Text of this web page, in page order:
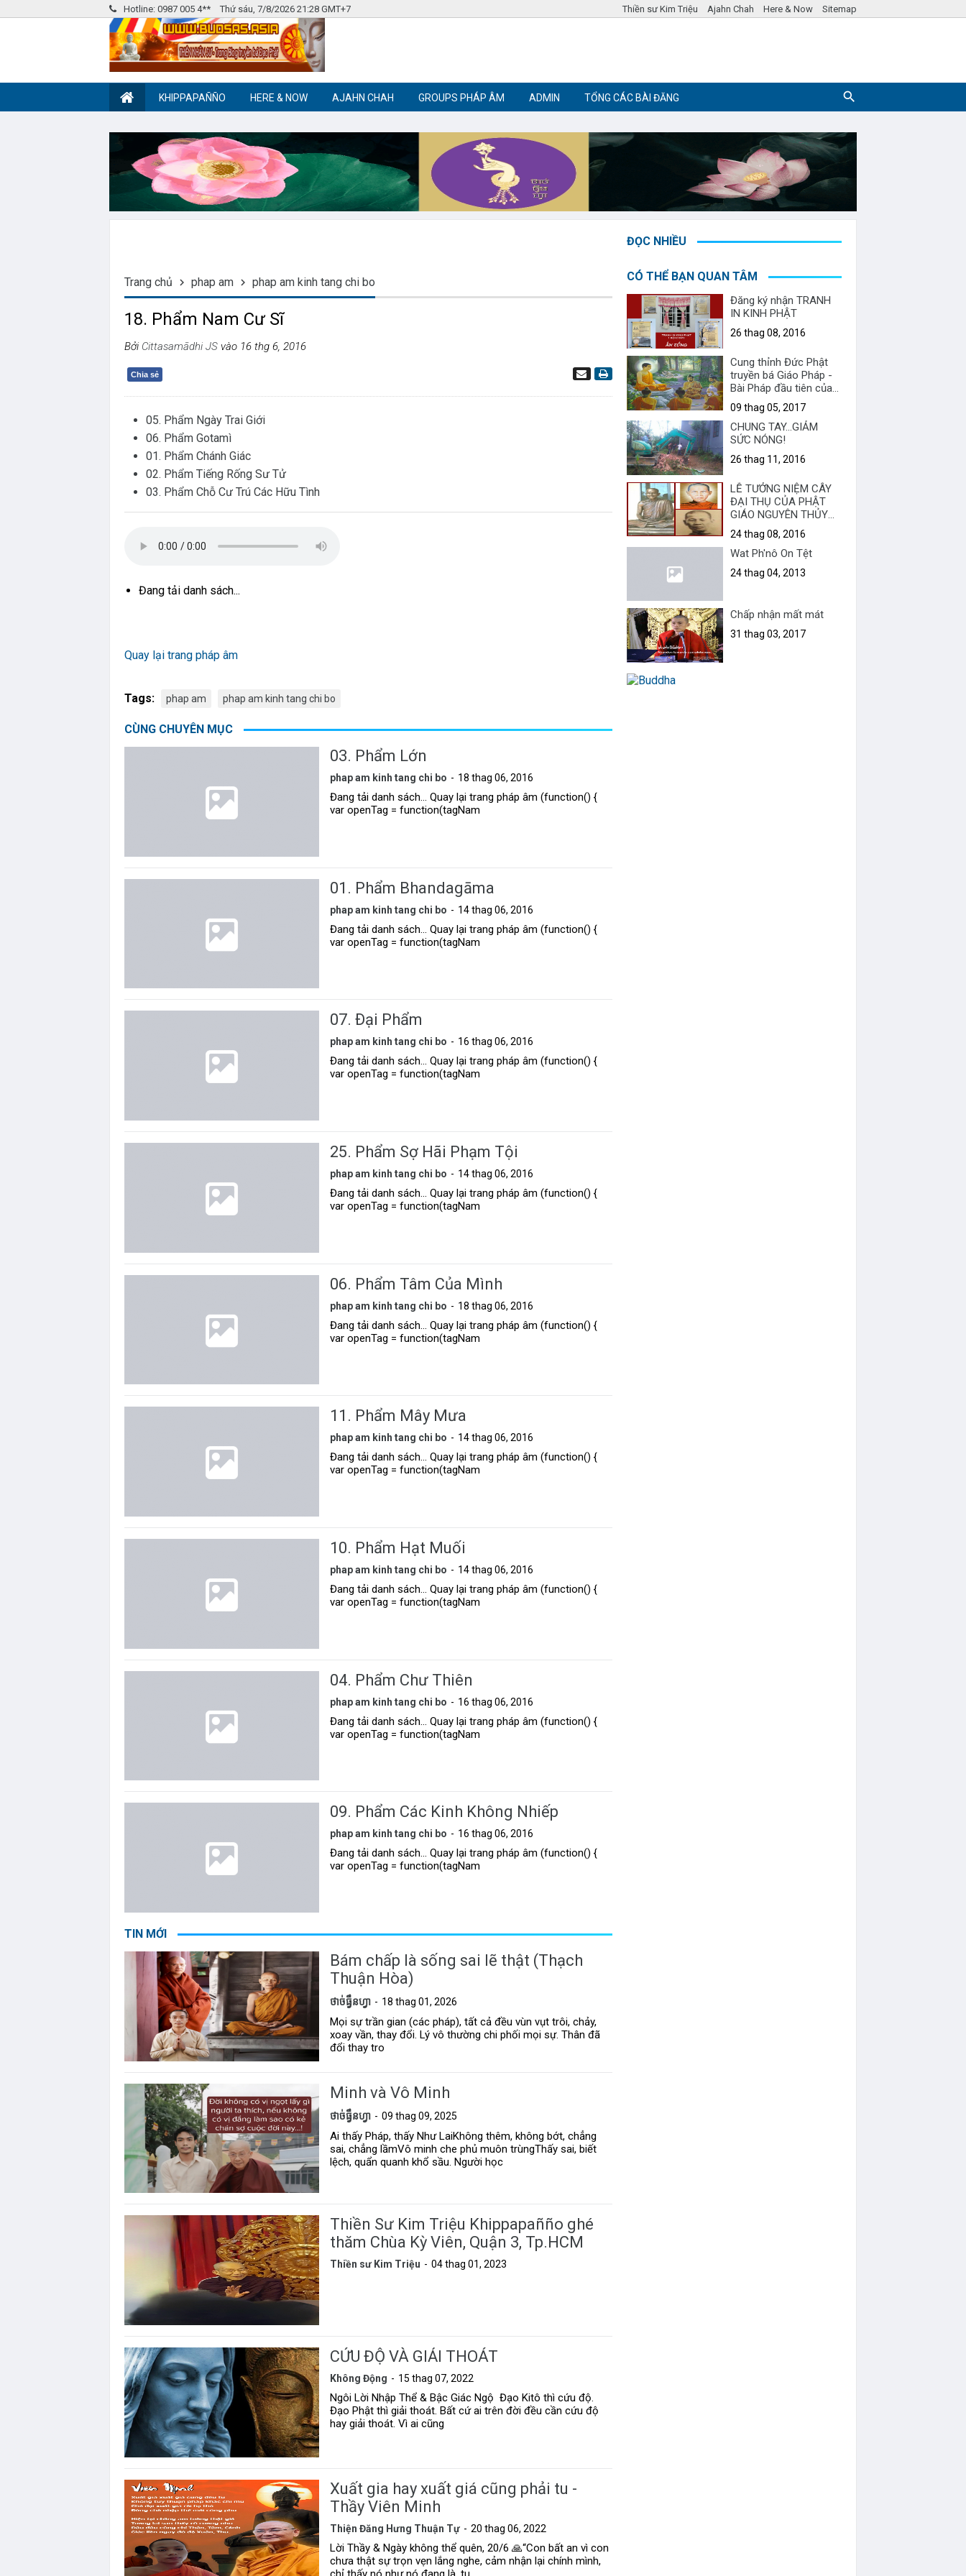
Hotline: 0987 005 4** Thứ sáu, 7/8/2026 21:28 GMT+7 Thiền sư Kim Triệu Ajahn Chah Here & Now Sitemap
Thiền Phật giáo
KHIPPAPAÑÑO HERE & NOW AJAHN CHAH GROUPS PHÁP ÂM ADMIN TỔNG CÁC BÀI ĐĂNG
Trang chủ phap am phap am kinh tang chi bo
18. Phẩm Nam Cư Sĩ
Bởi Cittasamādhi JS vào 16 thg 6, 2016
Chia sẻ
05. Phẩm Ngày Trai Giới
06. Phẩm Gotamì
01. Phẩm Chánh Giác
02. Phẩm Tiếng Rống Sư Tử
03. Phẩm Chỗ Cư Trú Các Hữu Tình
Đang tải danh sách...
Quay lại trang pháp âm
Tags: phap am phap am kinh tang chi bo
CÙNG CHUYÊN MỤC
03. Phẩm Lớn
phap am kinh tang chi bo 18 thag 06, 2016
Đang tải danh sách... Quay lại trang pháp âm (function() {
var openTag = function(tagNam
01. Phẩm Bhandagāma
phap am kinh tang chi bo 14 thag 06, 2016
Đang tải danh sách... Quay lại trang pháp âm (function() {
var openTag = function(tagNam
07. Ðại Phẩm
phap am kinh tang chi bo 16 thag 06, 2016
Đang tải danh sách... Quay lại trang pháp âm (function() {
var openTag = function(tagNam
25. Phẩm Sợ Hãi Phạm Tội
phap am kinh tang chi bo 14 thag 06, 2016
Đang tải danh sách... Quay lại trang pháp âm (function() {
var openTag = function(tagNam
06. Phẩm Tâm Của Mình
phap am kinh tang chi bo 18 thag 06, 2016
Đang tải danh sách... Quay lại trang pháp âm (function() {
var openTag = function(tagNam
11. Phẩm Mây Mưa
phap am kinh tang chi bo 14 thag 06, 2016
Đang tải danh sách... Quay lại trang pháp âm (function() {
var openTag = function(tagNam
10. Phẩm Hạt Muối
phap am kinh tang chi bo 14 thag 06, 2016
Đang tải danh sách... Quay lại trang pháp âm (function() {
var openTag = function(tagNam
04. Phẩm Chư Thiên
phap am kinh tang chi bo 16 thag 06, 2016
Đang tải danh sách... Quay lại trang pháp âm (function() {
var openTag = function(tagNam
09. Phẩm Các Kinh Không Nhiếp
phap am kinh tang chi bo 16 thag 06, 2016
Đang tải danh sách... Quay lại trang pháp âm (function() {
var openTag = function(tagNam
TIN MỚI
Bám chấp là sống sai lẽ thật (Thạch
Thuận Hòa)
ថាច់ធ្វឹនហ្វា 18 thag 01, 2026
Mọi sự trần gian (các pháp), tất cả đều vùn vụt trôi, chảy,
xoay vần, thay đổi. Lý vô thường chi phối mọi sự. Thân đã
đổi thay tro
Minh và Vô Minh
ថាច់ធ្វឹនហ្វា 09 thag 09, 2025
Ai thấy Pháp, thấy Như LaiKhông thêm, không bớt, chẳng
sai, chẳng lầmVô minh che phủ muôn trùngThấy sai, biết
lệch, quẩn quanh khổ sầu. Người học
Thiền Sư Kim Triệu Khippapañño ghé
thăm Chùa Kỳ Viên, Quận 3, Tp.HCM
Thiền sư Kim Triệu 04 thag 01, 2023
CỨU ĐỘ VÀ GIẢI THOÁT
Không Động 15 thag 07, 2022
Ngôi Lời Nhập Thể & Bậc Giác Ngộ Đạo Kitô thì cứu độ.
Đạo Phật thì giải thoát. Bất cứ ai trên đời đều cần cứu độ
hay giải thoát. Vì ai cũng
Xuất gia hay xuất giá cũng phải tu -
Thầy Viên Minh
Thiện Đăng Hưng Thuận Tự 20 thag 06, 2022
Lời Thầy & Ngày không thể quên, 20/6 🙏“Con bất an vì con
chưa thật sự trọn vẹn lắng nghe, cảm nhận lại chính mình,
ĐỌC NHIỀU
CÓ THỂ BẠN QUAN TÂM
Đăng ký nhận TRANH
IN KINH PHẬT
26 thag 08, 2016
Cung thỉnh Đức Phật
truyền bá Giáo Pháp -
Bài Pháp đầu tiên của
Phật
09 thag 05, 2017
CHUNG TAY...GIẢM
SỨC NÓNG!
26 thag 11, 2016
LỄ TƯỞNG NIỆM CÂY
ĐẠI THỤ CỦA PHẬT
GIÁO NGUYÊN THỦY
VIỆT NAM.
24 thag 08, 2016
Wat Ph'nô On Tệt
24 thag 04, 2013
Chấp nhận mất mát
31 thag 03, 2017